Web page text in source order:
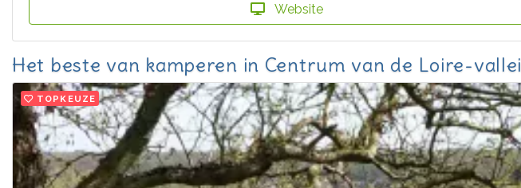
Website
Het beste van kamperen in Centrum van de Loire-vallei
TOPKEUZE